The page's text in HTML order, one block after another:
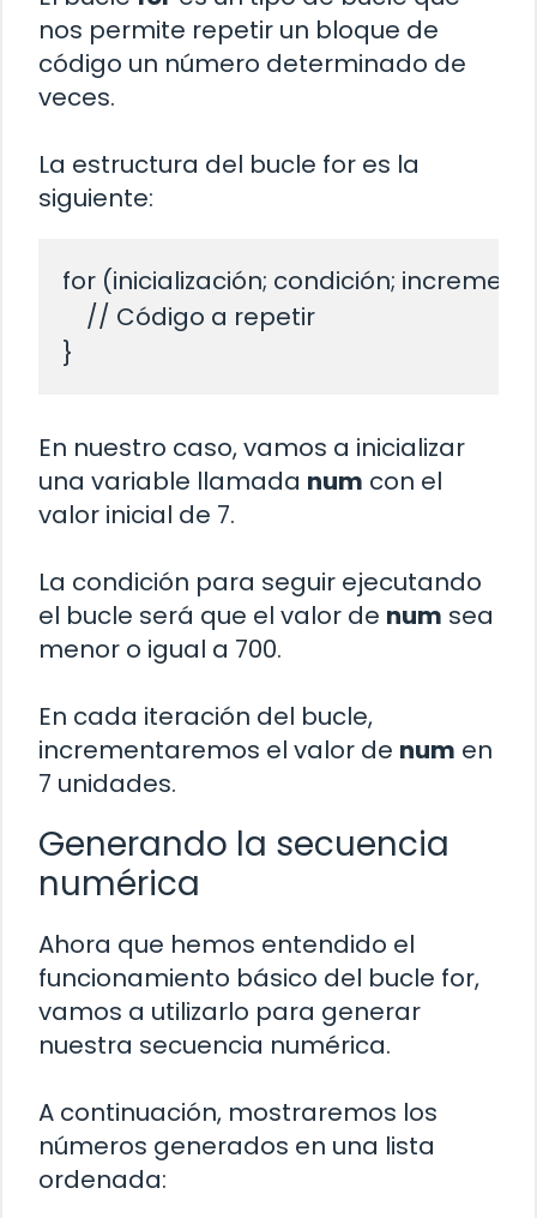
nos permite repetir un bloque de
código un número determinado de
veces.
La estructura del bucle for es la
siguiente:
for (inicialización; condición;
    // Código a repetir
En nuestro caso, vamos a inicializar
una variable llamada num con el
valor inicial de 7.
La condición para seguir ejecutando
el bucle será que el valor de num sea
menor o igual a 700.
En cada iteración del bucle,
incrementaremos el valor de num en
7 unidades.
Generando la secuencia
numérica
Ahora que hemos entendido el
funcionamiento básico del bucle for,
vamos a utilizarlo para generar
nuestra secuencia numérica.
A continuación, mostraremos los
números generados en una lista
ordenada: